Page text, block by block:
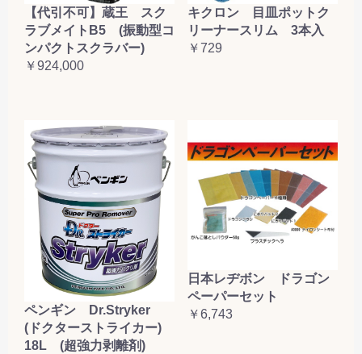
【代引不可】蔵王 スク
ラブメイトB5 (振動型コ
ンパクトスクラバー)
￥924,000
キクロン 目皿ポットク
リーナースリム 3本入
￥729
ペンギン Dr.Stryker
(ドクターストライカー)
18L (超強力剥離剤)
日本レヂボン ドラゴン
ペーパーセット
￥6,743